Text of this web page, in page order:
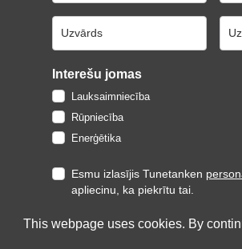
This webpage uses cookies. By
Interešu jomas
Lauksaimniecība
Rūpniecība
Enerģētika
Esmu izlasījis Tunetanken
apliecinu, ka piekrītu tai.